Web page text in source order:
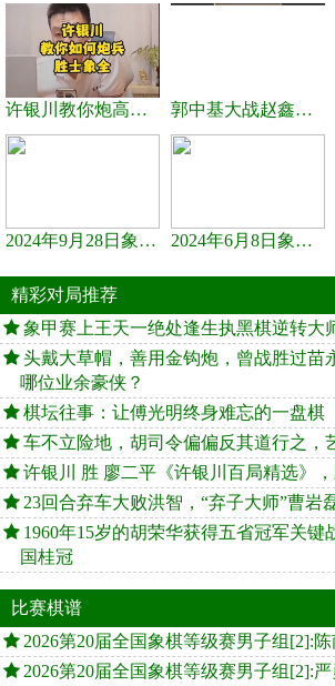
许银川教你炮高兵士象全如何赢士象全，简单四步即可 郭中基大战赵鑫鑫，许银川激情讲解
2024年9月28日象棋世界栏目，刘君、蒋川讲解了第九届杨官璘杯象棋... 2024年6月8日象棋世界，刘君、蒋川讲解了第九届杨官璘杯全国象棋...
精彩对局推荐
象甲赛上王天一绝处逢生执黑棋逆转大
头戴大草帽，善用金钩炮，曾战胜过苗
哪位业余豪侠？
棋坛往事：让傅光明终身难忘的一盘棋
车不立险地，胡司令偏偏反其道行之，
许银川 胜 廖二平《许银川百局精选》
23回合弃车大败洪智，“弃子大师”曹岩
1960年15岁的胡荣华获得五省冠军关键
国桂冠
比赛棋谱
2026第20届全国象棋等级赛男子组[2]:
2026第20届全国象棋等级赛男子组[2]: